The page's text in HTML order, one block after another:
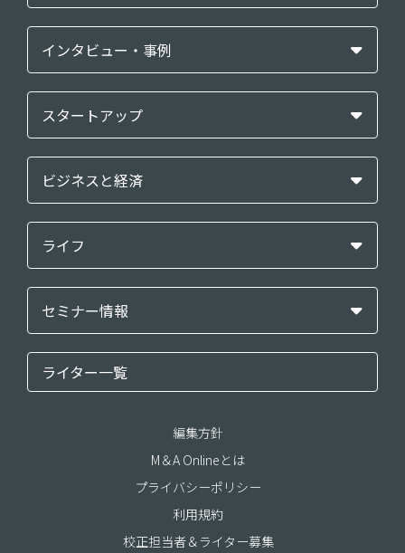
インタビュー・事例
スタートアップ
ビジネスと経済
ライフ
セミナー情報
ライター一覧
編集方針
M＆A Onlineとは
プライバシーポリシー
利用規約
校正担当者＆ライター募集